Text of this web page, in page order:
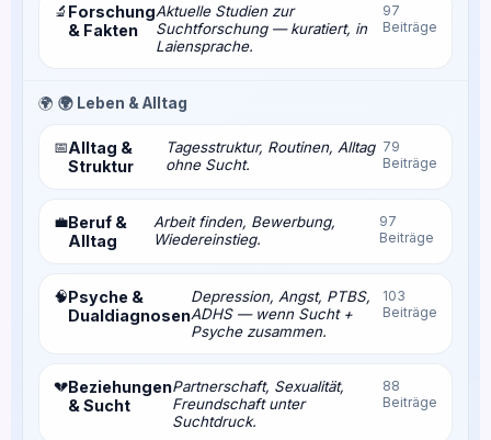
🔬 Forschung
& Fakten
Aktuelle Studien zur
Suchtforschung — kuratiert, in
Laiensprache.
97
Beiträge
🌍 🌍 Leben & Alltag
📅Alltag &
Struktur
Tagesstruktur, Routinen, Alltag
ohne Sucht.
79
Beiträge
💼Beruf &
Alltag
Arbeit finden, Bewerbung,
Wiedereinstieg.
97
Beiträge
🧠Psyche &
Dualdiagnosen
Depression, Angst, PTBS,
ADHS — wenn Sucht +
Psyche zusammen.
103
Beiträge
💔Beziehungen
& Sucht
Partnerschaft, Sexualität,
Freundschaft unter
Suchtdruck.
88
Beiträge